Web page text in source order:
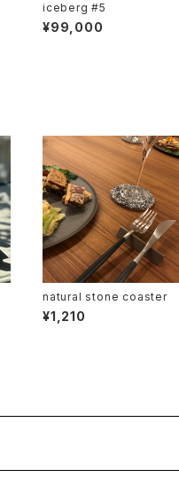
iceberg #5
¥99,000
natural stone coaster
¥1,210